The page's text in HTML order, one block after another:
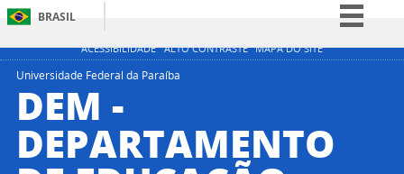
ACESSIBILIDADE ALTO CONTRASTE MAPA DO SITE
BRASIL
Simplifique!
Acesso à informação
Legislação
Universidade Federal da Paraíba
DEM -
DEPARTAMENTO